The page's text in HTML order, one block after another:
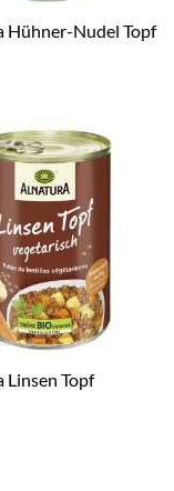
Hühner-Nudel Topf
Linsen Topf